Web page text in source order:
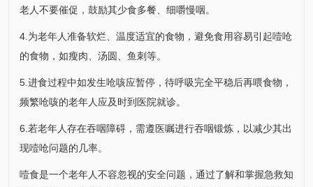
老人不要催促，鼓励其少食多餐、细嚼慢咽。
4.为老年人准备软烂、温度适宜的食物，避免食用容易引起噎呛
的食物，如瘦肉、汤圆、鱼刺等。
5.进食过程中如发生呛咳应暂停，待呼吸完全平稳后再喂食物，
频繁呛咳的老年人应及时到医院就诊。
6.若老年人存在吞咽障碍，需遵医嘱进行吞咽锻炼，以减少其出
现噎呛问题的几率。
噎食是一个老年人不容忽视的安全问题，通过了解和掌握急救知